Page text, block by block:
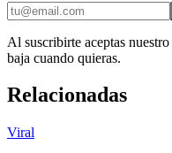
Al suscribirte aceptas nuestro
baja cuando quieras.
Relacionadas
Viral